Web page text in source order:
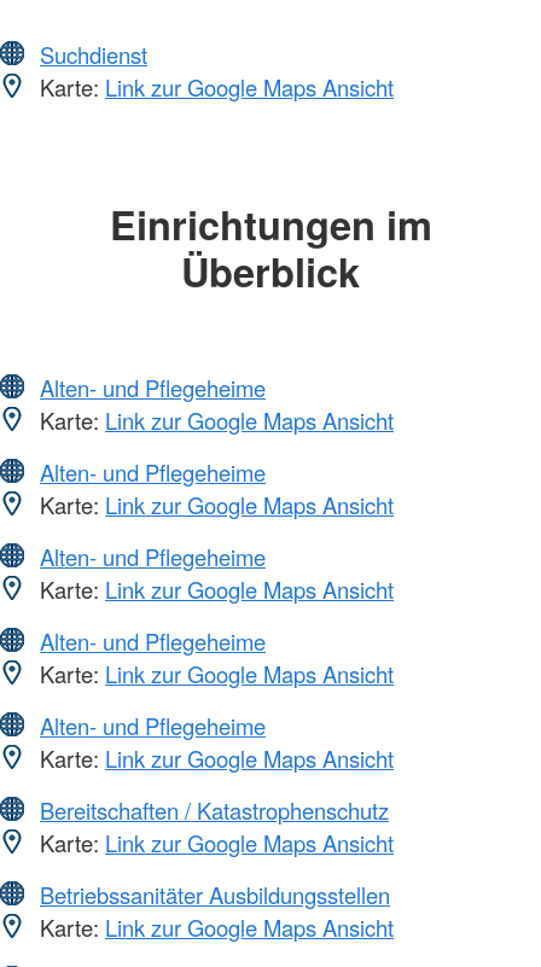
Suchdienst
Karte: Link zur Google Maps Ansicht
Einrichtungen im
Überblick
Alten- und Pflegeheime
Karte: Link zur Google Maps Ansicht
Alten- und Pflegeheime
Karte: Link zur Google Maps Ansicht
Alten- und Pflegeheime
Karte: Link zur Google Maps Ansicht
Alten- und Pflegeheime
Karte: Link zur Google Maps Ansicht
Alten- und Pflegeheime
Karte: Link zur Google Maps Ansicht
Bereitschaften / Katastrophenschutz
Karte: Link zur Google Maps Ansicht
Betriebssanitäter Ausbildungsstellen
Karte: Link zur Google Maps Ansicht